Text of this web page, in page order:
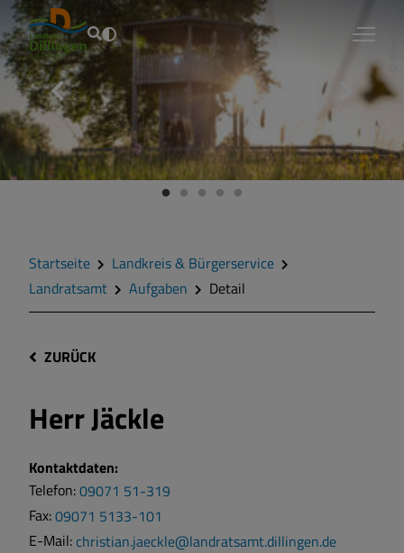
Fouad Vollmer
Startseite
Landkreis & Bürgerservice
Landratsamt
Aufgaben Detail
ZURÜCK
HerrJäckle
Kontaktdaten:
Telefon:09071 51-319
Fax:09071 5133-101
E-Mail: christian.jaeckle@landratsamt.dillingen.de